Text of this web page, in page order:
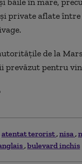
private aflate
de la
prevăzut pentru
atentat terorist nisa
bulevard inchis